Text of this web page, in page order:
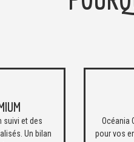
suivi et des
Un bilan
Océania
pour vos